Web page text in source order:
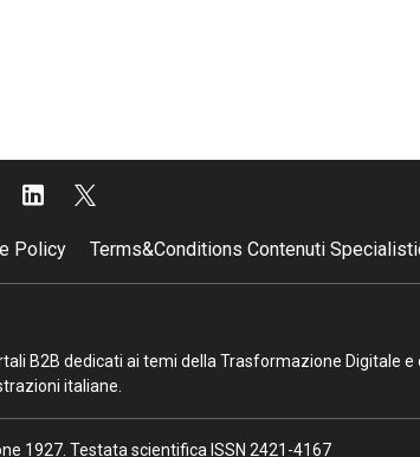
Policy Terms&Conditions Contenuti
B2B dedicati ai temi della Trasformazione Digitale
italiane.
1927. Testata scientifica ISSN 2421-4167